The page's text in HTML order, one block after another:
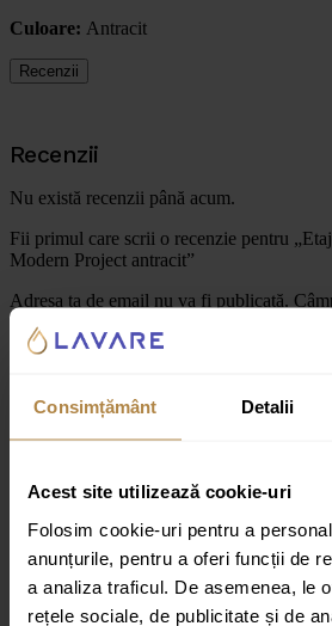
Consimțământ Detalii
Acest site utilizează cookie-uri
Folosim cookie-uri pentru a
anunțurile, pentru a oferi funcții de
a analiza traficul. De asemenea, le
rețele sociale, de publicitate și de
Culoare: Antracit
Recenzii
Recenzii
Nu există recenzii până acum.
Fii primul care scrii o recenzie pentru
Modern Project antracit”
Adresa ta de email nu va fi publicată.
marcate cu
Recenzia ta*